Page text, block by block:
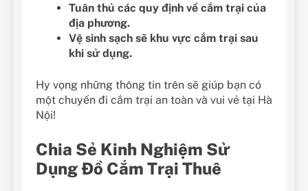
Tuân thủ các quy định về cắm trại của
địa phương.
Vệ sinh sạch sẽ khu vực cắm trại sau
khi sử dụng.
Hy vọng những thông tin trên sẽ giúp bạn có
một chuyến đi cắm trại an toàn và vui vẻ tại Hà
Nội!
Chia Sẻ Kinh Nghiệm Sử
Dụng Đồ Cắm Trại Thuê